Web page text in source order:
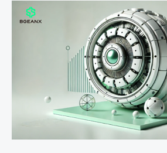
BGEANX
mejora